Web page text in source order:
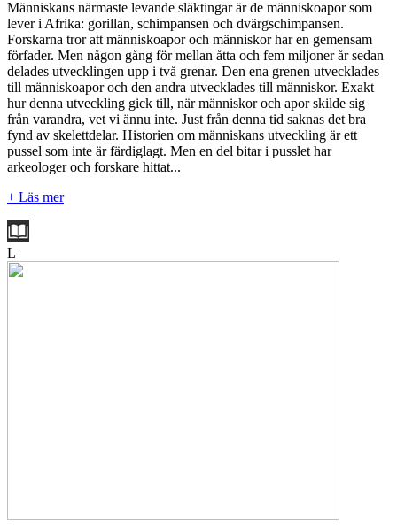
Människans närmaste levande släktingar är de människoapor som
lever i Afrika: gorillan, schimpansen och dvärgschimpansen.
Forskarna tror att människoapor och människor har en gemensam
förfader. Men någon gång för mellan åtta och fem miljoner år sedan
delades utvecklingen upp i två grenar. Den ena grenen utvecklades
till människoapor och den andra utvecklades till människor. Exakt
hur denna utveckling gick till, när människor och apor skilde sig
från varandra, vet vi ännu inte. Just från denna tid saknas det bra
fynd av skelettdelar. Historien om människans utveckling är ett
pussel som inte är färdiglagt. Men en del bitar i pusslet har
arkeologer och forskare hittat...
+ Läs mer
L